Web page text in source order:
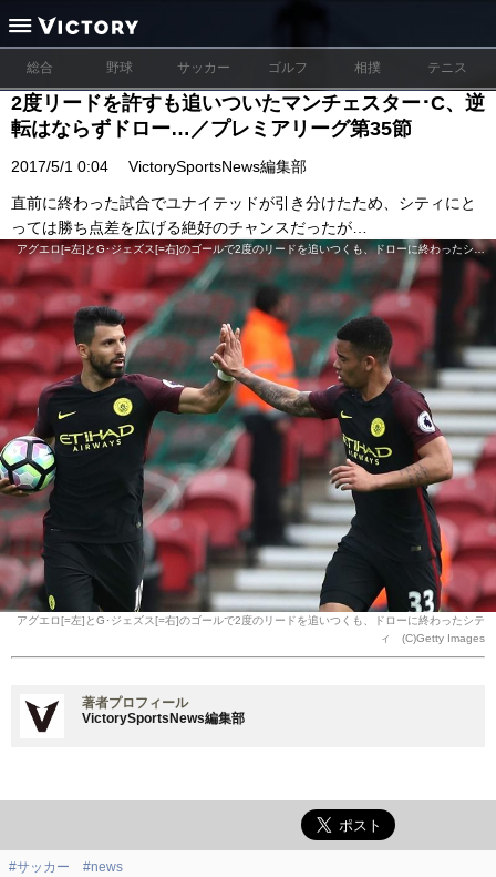
総合 野球 サッカー ゴルフ 相撲 テニス
2度リードを許すも追いついたマンチェスター･C、逆
転はならずドロー…／プレミアリーグ第35節
2017/5/1 0:04 VictorySportsNews編集部
直前に終わった試合でユナイテッドが引き分けたため、シティにと
っては勝ち点差を広げる絶好のチャンスだったが…
アグエロ[=左]とG･ジェズス[=右]のゴールで2度のリードを追いつくも、ドローに終わったシティ (C)Getty Images
アグエロ[=左]とG･ジェズス[=右]のゴールで2度のリードを追いつくも、ドローに終わったシテ
ィ (C)Getty Images
著者プロフィール
VictorySportsNews編集部
#サッカー #news